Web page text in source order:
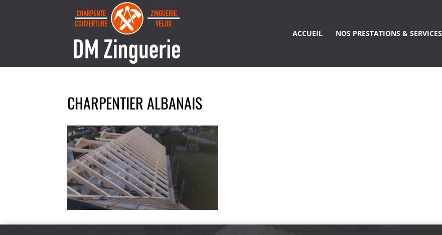
ACCUEIL NOS PRESTATIONS & SERVICES
CHARPENTIER ALBANAIS